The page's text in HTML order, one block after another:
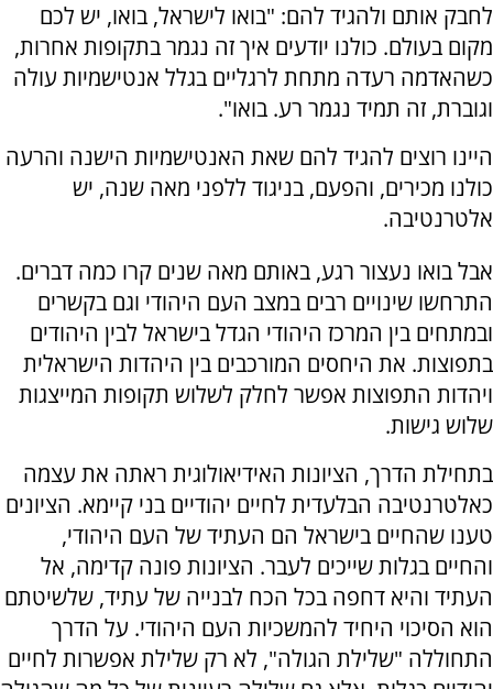
לחבק אותם ולהגיד להם: "בואו לישראל, בואו, יש לכם
מקום בעולם. כולנו יודעים איך זה נגמר בתקופות אחרות,
כשהאדמה רעדה מתחת לרגליים בגלל אנטישמיות עולה
וגוברת, זה תמיד נגמר רע. בואו".
היינו רוצים להגיד להם שאת האנטישמיות הישנה והרעה
כולנו מכירים, והפעם, בניגוד ללפני מאה שנה, יש
אלטרנטיבה.
אבל בואו נעצור רגע, באותם מאה שנים קרו כמה דברים.
התרחשו שינויים רבים במצב העם היהודי וגם בקשרים
ובמתחים בין המרכז היהודי הגדל בישראל לבין היהודים
בתפוצות. את היחסים המורכבים בין היהדות הישראלית
ויהדות התפוצות אפשר לחלק לשלוש תקופות המייצגות
שלוש גישות.
בתחילת הדרך, הציונות האידיאולוגית ראתה את עצמה
כאלטרנטיבה הבלעדית לחיים יהודיים בני קיימא. הציונים
טענו שהחיים בישראל הם העתיד של העם היהודי,
והחיים בגלות שייכים לעבר. הציונות פונה קדימה, אל
העתיד והיא דחפה בכל הכח לבנייה של עתיד, שלשיטתם
הוא הסיכוי היחיד להמשכיות העם היהודי. על הדרך
התחוללה "שלילת הגולה", לא רק שלילת אפשרות לחיים